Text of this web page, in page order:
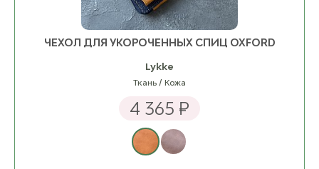
ЧЕХОЛ ДЛЯ УКОРОЧЕННЫХ СПИЦ OXFORD
Lykke
Ткань / Кожа
4 365 ₽